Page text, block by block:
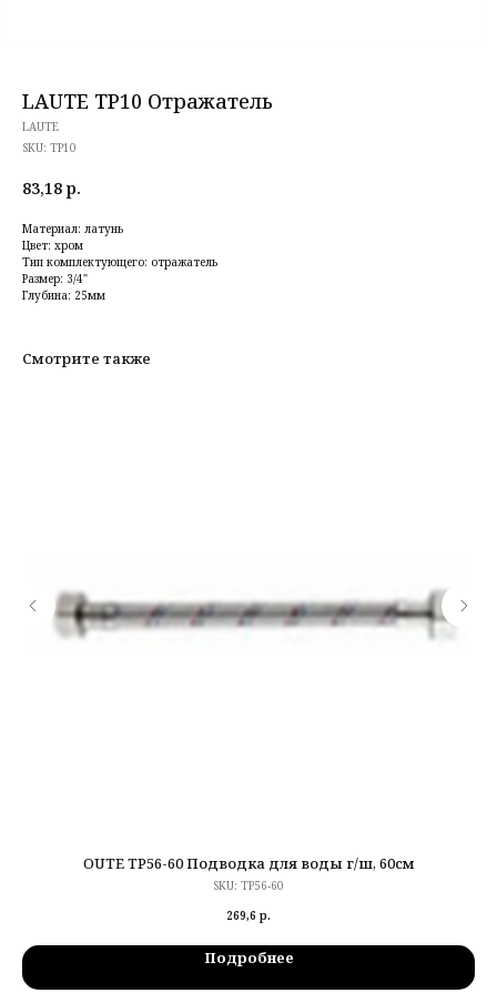
LAUTE TP10 Отражатель
LAUTE
SKU: TP10
83,18 р.
Материал: латунь
Цвет: хром
Тип комплектующего: отражатель
Размер: 3/4"
Глубина: 25мм
Смотрите также
OUTE TP56-60 Подводка для воды г/ш, 60см
SKU: TP56-60
269,6 р.
Подробнее